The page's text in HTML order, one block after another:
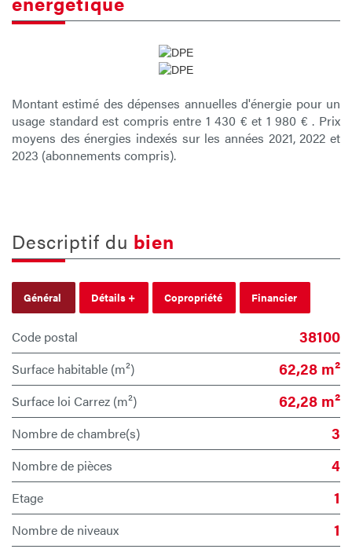
Montant estimé des dépenses annuelles d'énergie pour un
usage standard est compris entre 1 430 € et 1 980 € . Prix
moyens des énergies indexés sur les années 2021, 2022 et
2023 (abonnements compris).
descriptif du bien
Général Détails + Copropriété Financier
Code postal 38100
Surface habitable (m²) 62,28 m²
Surface loi Carrez (m²) 62,28 m²
Nombre de chambre(s) 3
Nombre de pièces 4
Etage 1
Nombre de niveaux 1